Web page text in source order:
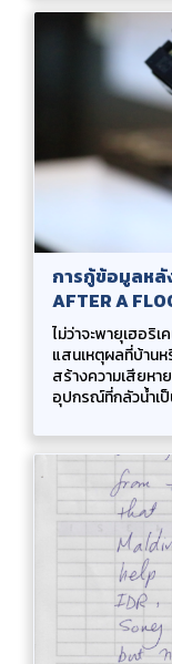
การกู้ข้อมูลหลั
AFTER A
ไม่ว่าจะพายุเฮอริ
แสนเหตุผลที่บ้าน
สร้างความเสียห
อุปกรณ์ที่กลัวน้ำเ